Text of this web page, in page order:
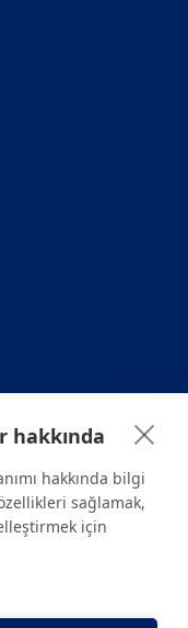
amaçlıdır.
ya da bir sağlık
hakkında
hakkında bilgi
sağlamak,
için